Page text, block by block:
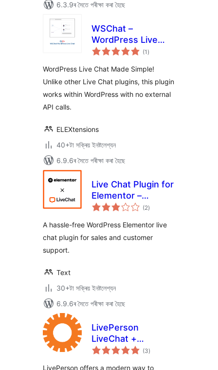
6.3.9ৰ সৈতে পৰীক্ষা কৰা হৈছে
WSChat –
WordPress Live
Chat
(1 টা
মুঠ)
WordPress Live Chat Made Simple!
Unlike other Live Chat plugins, this plugin
works within WordPress with no external
API calls.
ELEXtensions
40+টা সক্ৰিয় ইনষ্টলেশ্যন
6.9.6ৰ সৈতে পৰীক্ষা কৰা হৈছে
Live Chat Plugin for
Elementor –
LiveChat
(2টা
মুঠ)
A hassle-free WordPress Elementor live
chat plugin for sales and customer
support.
Text
30+টা সক্ৰিয় ইনষ্টলেশ্যন
6.9.6ৰ সৈতে পৰীক্ষা কৰা হৈছে
LivePerson
LiveChat +
Messaging
(3টা
মুঠ)
LivePerson offers a modern way to